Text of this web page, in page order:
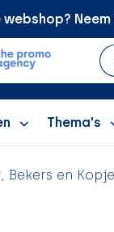
webshop?
Thema's
Bekers en